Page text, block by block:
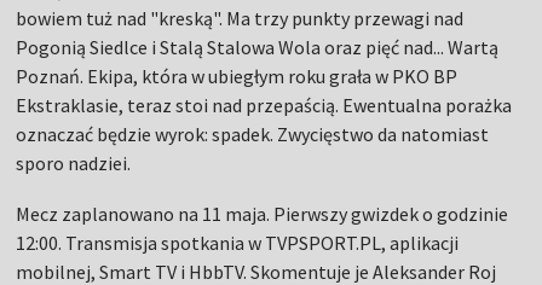
bowiem tuż nad "kreską". Ma trzy punkty przewagi nad
Pogonią Siedlce i Stalą Stalowa Wola oraz pięć nad... Wartą
Poznań. Ekipa, która w ubiegłym roku grała w PKO BP
Ekstraklasie, teraz stoi nad przepaścią. Ewentualna porażka
oznaczać będzie wyrok: spadek. Zwycięstwo da natomiast
sporo nadziei.
Mecz zaplanowano na 11 maja. Pierwszy gwizdek o godzinie
12:00. Transmisja spotkania w TVPSPORT.PL, aplikacji
mobilnej, Smart TV i HbbTV. Skomentuje je Aleksander Roj